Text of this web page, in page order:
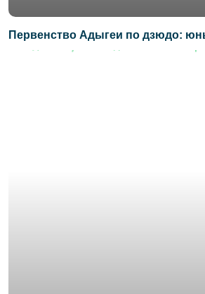
Первенство Адыгеи по дзюдо: